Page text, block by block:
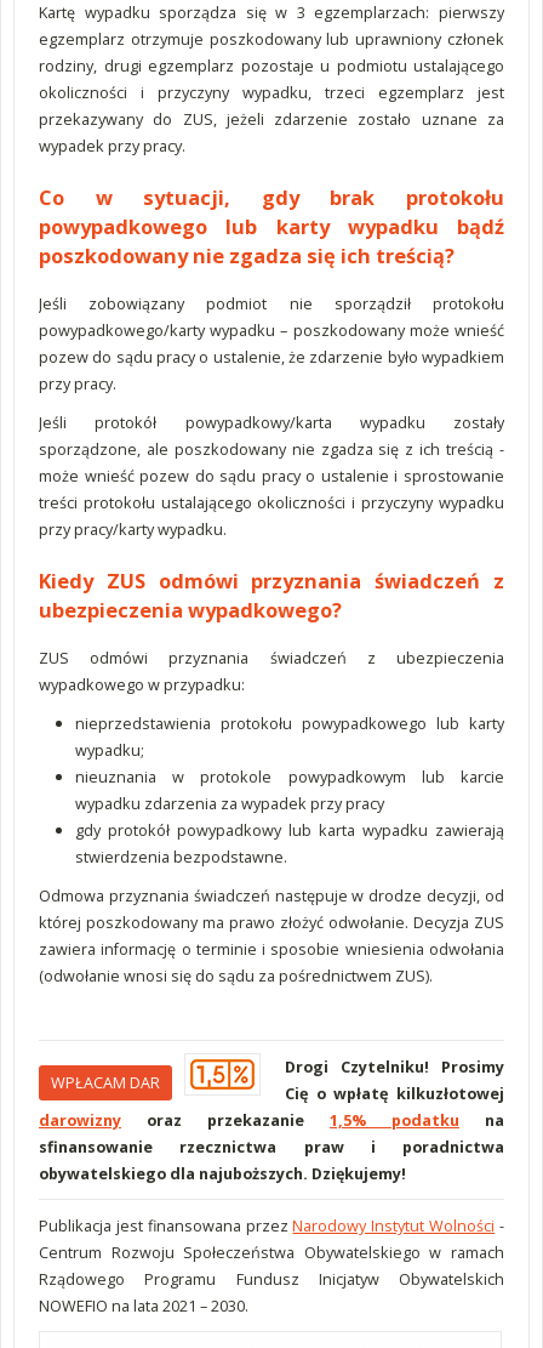
Kartę wypadku sporządza się w 3 egzemplarzach: pierwszy
egzemplarz otrzymuje poszkodowany lub uprawniony członek
rodziny, drugi egzemplarz pozostaje u podmiotu ustalającego
okoliczności i przyczyny wypadku, trzeci egzemplarz jest
przekazywany do ZUS, jeżeli zdarzenie zostało uznane za
wypadek przy pracy.
Co w sytuacji, gdy brak protokołu
powypadkowego lub karty wypadku bądź
poszkodowany nie zgadza się ich treścią?
Jeśli zobowiązany podmiot nie sporządził protokołu
powypadkowego/karty wypadku – poszkodowany może wnieść
pozew do sądu pracy o ustalenie, że zdarzenie było wypadkiem
przy pracy.
Jeśli protokół powypadkowy/karta wypadku zostały
sporządzone, ale poszkodowany nie zgadza się z ich treścią -
może wnieść pozew do sądu pracy o ustalenie i sprostowanie
treści protokołu ustalającego okoliczności i przyczyny wypadku
przy pracy/karty wypadku.
Kiedy ZUS odmówi przyznania świadczeń z
ubezpieczenia wypadkowego?
ZUS odmówi przyznania świadczeń z ubezpieczenia
wypadkowego w przypadku:
nieprzedstawienia protokołu powypadkowego lub karty
wypadku;
nieuznania w protokole powypadkowym lub karcie
wypadku zdarzenia za wypadek przy pracy
gdy protokół powypadkowy lub karta wypadku zawierają
stwierdzenia bezpodstawne.
Odmowa przyznania świadczeń następuje w drodze decyzji, od
której poszkodowany ma prawo złożyć odwołanie. Decyzja ZUS
zawiera informację o terminie i sposobie wniesienia odwołania
(odwołanie wnosi się do sądu za pośrednictwem ZUS).
WPŁACAM DAR
Drogi Czytelniku! Prosimy
Cię o wpłatę kilkuzłotowej
darowizny oraz przekazanie 1,5% podatku na
sfinansowanie rzecznictwa praw i poradnictwa
obywatelskiego dla najuboższych. Dziękujemy!
Publikacja jest finansowana przezNarodowy Instytut Wolności -
Centrum Rozwoju Społeczeństwa Obywatelskiego w ramach
Rządowego Programu Fundusz Inicjatyw Obywatelskich
NOWEFIO na lata 2021 – 2030.